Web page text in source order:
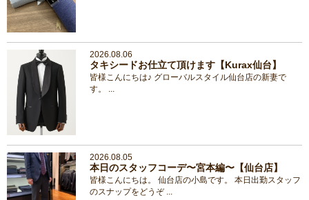
2026.08.06
タキシードお仕立て頂けます【Kurax仙台】
皆様こんにちは♪ グローバルスタイル仙台店の新妻で
す。 ...
2026.08.05
本日のスタッフコーデ〜宮本編〜【仙台店】
皆様こんにちは。 仙台店の小島です。 本日出勤スタッフ
のスナップをどうぞ ...